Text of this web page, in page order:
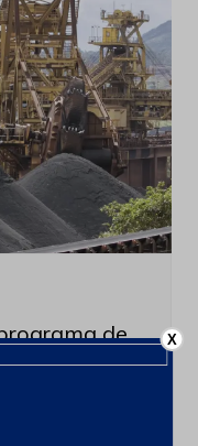
de
de
X